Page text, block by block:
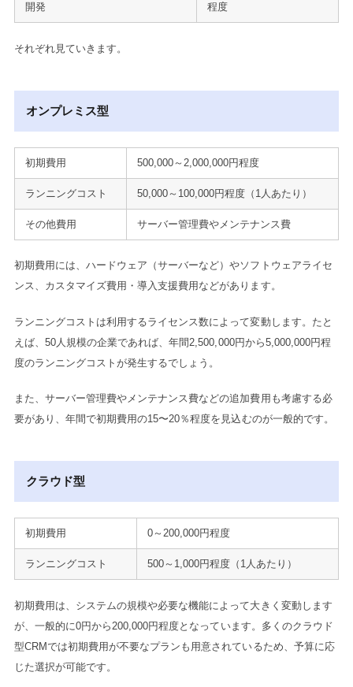
開発
程度
それぞれ見ていきます。
オンプレミス型
初期費用 500,000～2,000,000円程度
ランニングコスト 50,000～100,000円程度（1人あたり）
その他費用 サーバー管理費やメンテナンス費
初期費用には、ハードウェア（サーバーなど）やソフトウェアライセ
ンス、カスタマイズ費用・導入支援費用などがあります。
ランニングコストは利用するライセンス数によって変動します。たと
えば、50人規模の企業であれば、年間2,500,000円から5,000,000円程
度のランニングコストが発生するでしょう。
また、サーバー管理費やメンテナンス費などの追加費用も考慮する必
要があり、年間で初期費用の15〜20％程度を見込むのが一般的です。
クラウド型
初期費用 0～200,000円程度
ランニングコスト 500～1,000円程度（1人あたり）
初期費用は、システムの規模や必要な機能によって大きく変動します
が、一般的に0円から200,000円程度となっています。多くのクラウド
型CRMでは初期費用が不要なプランも用意されているため、予算に応
じた選択が可能です。